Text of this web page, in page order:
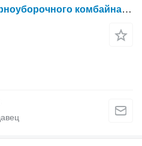
Двигатель IVECO для зерноуборочного комбайна New Holland FX375